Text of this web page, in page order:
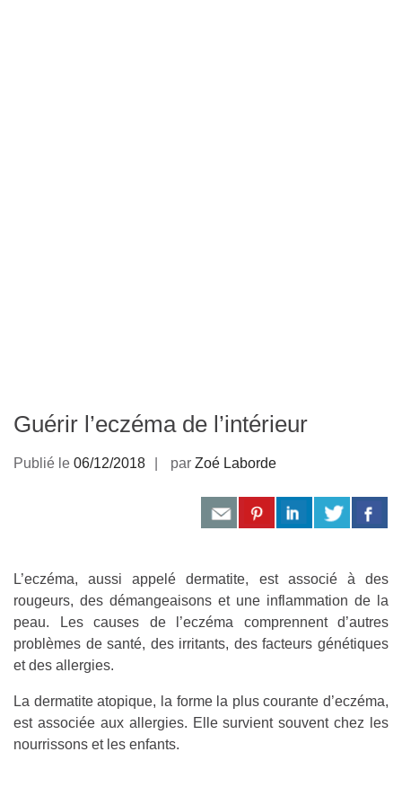
Guérir l’eczéma de l’intérieur
Publié le 06/12/2018 par Zoé Laborde
L’eczéma, aussi appelé dermatite, est associé à des
rougeurs, des démangeaisons et une inflammation de la
peau. Les causes de l’eczéma comprennent d’autres
problèmes de santé, des irritants, des facteurs génétiques
et des allergies.
La dermatite atopique, la forme la plus courante d’eczéma,
est associée aux allergies. Elle survient souvent chez les
nourrissons et les enfants.